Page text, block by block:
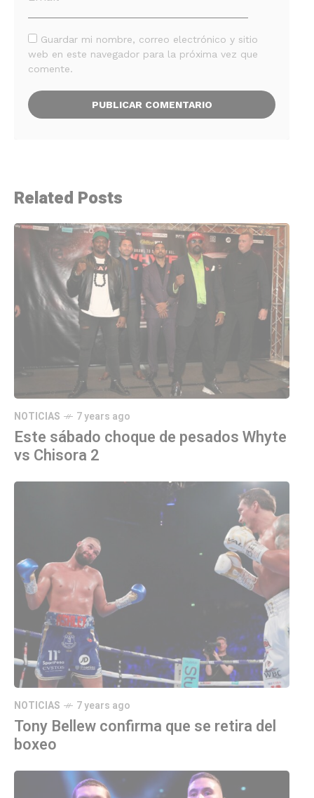
Guardar mi nombre, correo electrónico y sitio
web en este navegador para la próxima vez que
comente.
Related Posts
NOTICIAS 7 years ago
Este sábado choque de pesados Whyte
vs Chisora 2
NOTICIAS 7 years ago
Tony Bellew confirma que se retira del
boxeo